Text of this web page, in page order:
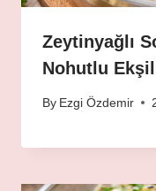
Zeytinyağlı
Nohutlu
By Ezgi Özdemir